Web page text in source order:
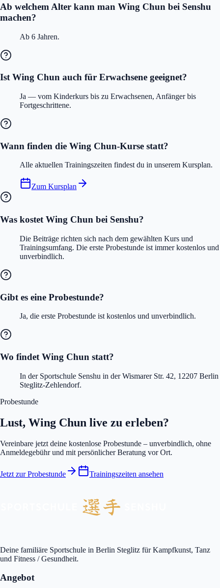
Ab welchem Alter kann man Wing Chun bei Senshu
machen?
Ab 6 Jahren.
Ist Wing Chun auch für Erwachsene geeignet?
Ja — vom Kinderkurs bis zu Erwachsenen, Anfänger bis
Fortgeschrittene.
Wann finden die Wing Chun-Kurse statt?
Alle aktuellen Trainingszeiten findest du in unserem Kursplan.
Zum Kursplan
Was kostet Wing Chun bei Senshu?
Die Beiträge richten sich nach dem gewählten Kurs und
Trainingsumfang. Die erste Probestunde ist immer kostenlos und
unverbindlich.
Gibt es eine Probestunde?
Ja, die erste Probestunde ist kostenlos und unverbindlich.
Wo findet Wing Chun statt?
In der Sportschule Senshu in der Wismarer Str. 42, 12207 Berlin
Steglitz-Zehlendorf.
Probestunde
Lust, Wing Chun live zu erleben?
Vereinbare jetzt deine kostenlose Probestunde – unverbindlich, ohne
Anmeldegebühr und mit persönlicher Beratung vor Ort.
Jetzt zur Probestunde Trainingszeiten ansehen
Deine familiäre Sportschule in Berlin Steglitz für Kampfkunst, Tanz
und Fitness / Gesundheit.
Angebot